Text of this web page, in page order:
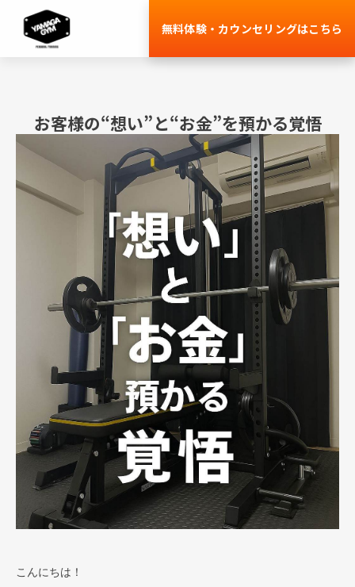
無料体験・カウンセリングはこちら
お客様の“想い”と“お金”を預かる覚悟
こんにちは！